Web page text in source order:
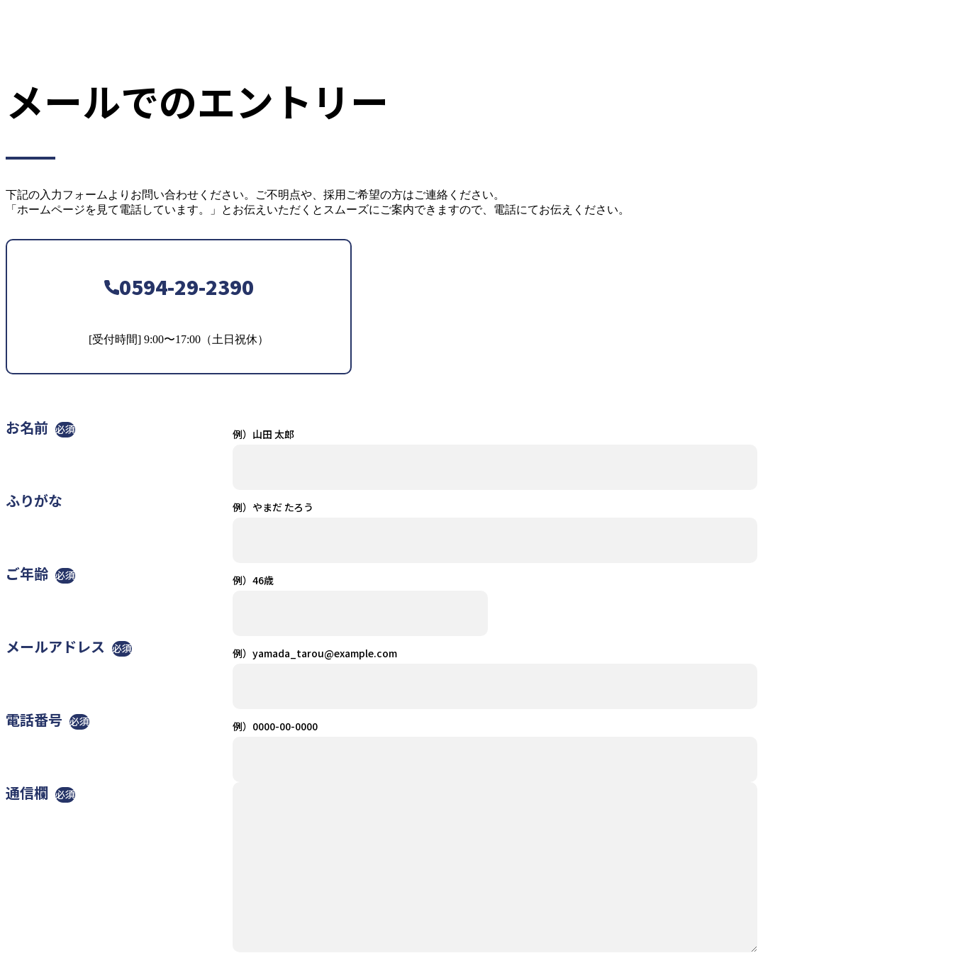
メールでのエントリー
下記の入力フォームよりお問い合わせください。ご不明点や、採用ご希望の方はご連絡ください。
「ホームページを見て電話しています。」とお伝えいただくとスムーズにご案内できますので、電話にてお伝えください。
0594-29-2390
[受付時間] 9:00〜17:00（土日祝休）
お名前 必須 例）山田 太郎
ふりがな 例）やまだ たろう
ご年齢 必須 例）46歳
メールアドレス 必須 例）yamada_tarou@example.com
電話番号 必須 例）0000-00-0000
通信欄 必須